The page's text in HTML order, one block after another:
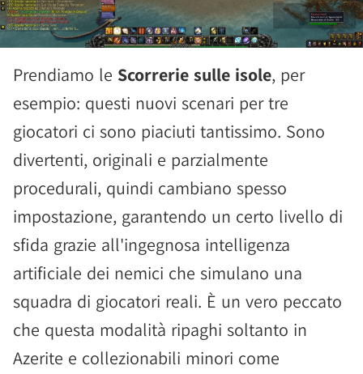
Prendiamo le Scorrerie sulle isole, per
esempio: questi nuovi scenari per tre
giocatori ci sono piaciuti tantissimo. Sono
divertenti, originali e parzialmente
procedurali, quindi cambiano spesso
impostazione, garantendo un certo livello di
sfida grazie all'ingegnosa intelligenza
artificiale dei nemici che simulano una
squadra di giocatori reali. È un vero peccato
che questa modalità ripaghi soltanto in
Azerite e collezionabili minori come